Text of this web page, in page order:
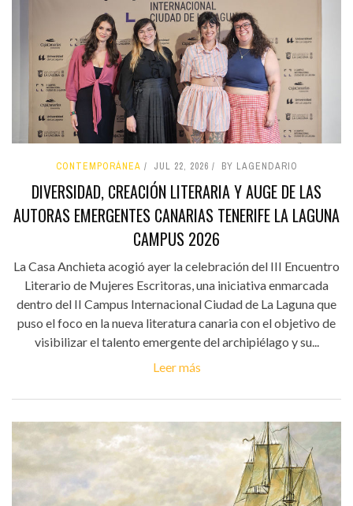
CONTEMPORÁNEA JUL 22, 2026 BY LAGENDARIO
DIVERSIDAD, CREACIÓN LITERARIA Y AUGE DE LAS
AUTORAS EMERGENTES CANARIAS TENERIFE LA LAGUNA
CAMPUS 2026
La Casa Anchieta acogió ayer la celebración del III Encuentro
Literario de Mujeres Escritoras, una iniciativa enmarcada
dentro del II Campus Internacional Ciudad de La Laguna que
puso el foco en la nueva literatura canaria con el objetivo de
visibilizar el talento emergente del archipiélago y su...
Leer más